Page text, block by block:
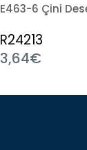
R24213
3,64€